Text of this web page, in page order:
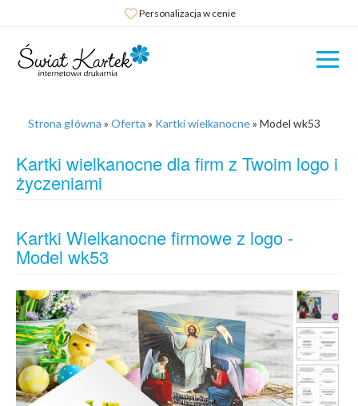
Personalizacja w cenie
Strona główna » Oferta » Kartki wielkanocne» Model wk53
Kartki wielkanocne dla firm z Twoim logo i
życzeniami
Kartki Wielkanocne firmowe z logo -
Model wk53